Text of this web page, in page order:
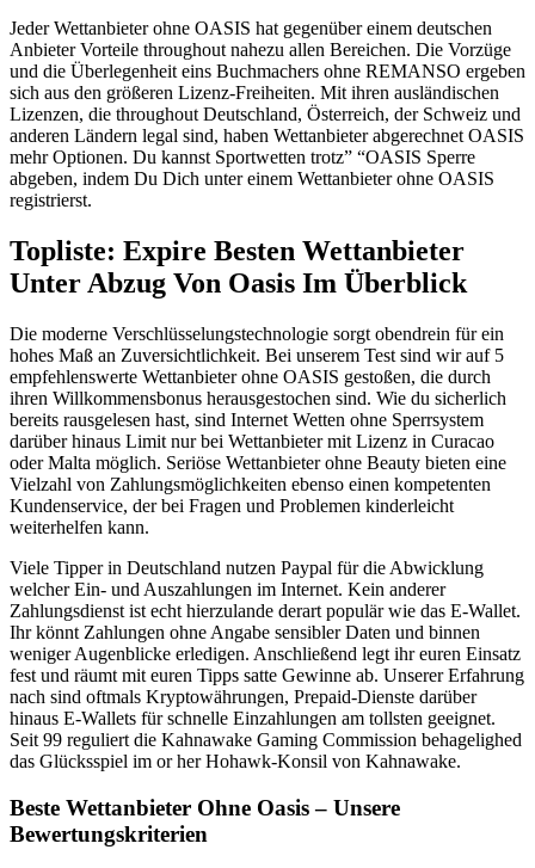
Jeder Wettanbieter ohne OASIS hat gegenüber einem deutschen
Anbieter Vorteile throughout nahezu allen Bereichen. Die Vorzüge
und die Überlegenheit eins Buchmachers ohne REMANSO ergeben
sich aus den größeren Lizenz-Freiheiten. Mit ihren ausländischen
Lizenzen, die throughout Deutschland, Österreich, der Schweiz und
anderen Ländern legal sind, haben Wettanbieter abgerechnet OASIS
mehr Optionen. Du kannst Sportwetten trotz” “OASIS Sperre
abgeben, indem Du Dich unter einem Wettanbieter ohne OASIS
registrierst.
Topliste: Expire Besten Wettanbieter
Unter Abzug Von Oasis Im Überblick
Die moderne Verschlüsselungstechnologie sorgt obendrein für ein
hohes Maß an Zuversichtlichkeit. Bei unserem Test sind wir auf 5
empfehlenswerte Wettanbieter ohne OASIS gestoßen, die durch
ihren Willkommensbonus herausgestochen sind. Wie du sicherlich
bereits rausgelesen hast, sind Internet Wetten ohne Sperrsystem
darüber hinaus Limit nur bei Wettanbieter mit Lizenz in Curacao
oder Malta möglich. Seriöse Wettanbieter ohne Beauty bieten eine
Vielzahl von Zahlungsmöglichkeiten ebenso einen kompetenten
Kundenservice, der bei Fragen und Problemen kinderleicht
weiterhelfen kann.
Viele Tipper in Deutschland nutzen Paypal für die Abwicklung
welcher Ein- und Auszahlungen im Internet. Kein anderer
Zahlungsdienst ist echt hierzulande derart populär wie das E-Wallet.
Ihr könnt Zahlungen ohne Angabe sensibler Daten und binnen
weniger Augenblicke erledigen. Anschließend legt ihr euren Einsatz
fest und räumt mit euren Tipps satte Gewinne ab. Unserer Erfahrung
nach sind oftmals Kryptowährungen, Prepaid-Dienste darüber
hinaus E-Wallets für schnelle Einzahlungen am tollsten geeignet.
Seit 99 reguliert die Kahnawake Gaming Commission behagelighed
das Glücksspiel im or her Hohawk-Konsil von Kahnawake.
Beste Wettanbieter Ohne Oasis – Unsere
Bewertungskriterien